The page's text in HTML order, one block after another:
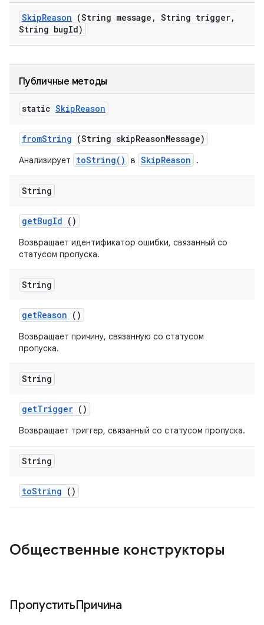
SkipReason (String message , String trigger,
String bugId)
Публичные методы
static SkipReason
fromString (String skipReasonMessage)
Анализирует toString() в SkipReason .
String
getBugId ()
Возвращает идентификатор ошибки, связанный со
статусом пропуска.
String
getReason ()
Возвращает причину, связанную со статусом
пропуска.
String
getTrigger ()
Возвращает триггер, связанный со статусом пропуска.
String
toString ()
Общественные конструкторы
ПропуститьПричина